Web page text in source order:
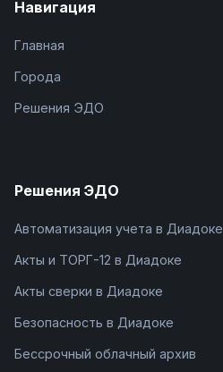
Навигация
Главная
Города
Решения ЭДО
Решения ЭДО
Автоматизация учета в Диадоке
Акты и ТОРГ-12 в Диадоке
Акты сверки в Диадоке
Безопасность в Диадоке
Бессрочный облачный архив